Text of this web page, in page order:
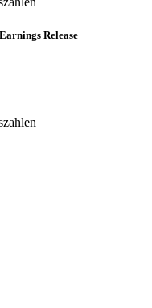
Release